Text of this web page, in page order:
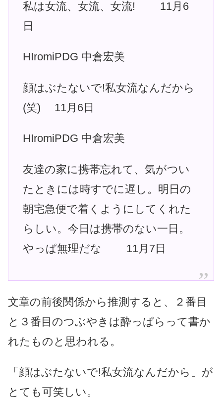
私は女流、女流、女流! 11月6
日
HIromiPDG 中倉宏美
顔はぶたないで!私女流なんだから
(笑) 11月6日
HIromiPDG 中倉宏美
友達の家に携帯忘れて、気がつい
たときには時すでに遅し。明日の
朝宅急便で着くようにしてくれた
らしい。今日は携帯のない一日。
やっぱ無理だな 11月7日
文章の前後関係から推測すると、２番目
と３番目のつぶやきは酔っぱらって書か
れたものと思われる。
「顔はぶたないで!私女流なんだから」が
とても可笑しい。